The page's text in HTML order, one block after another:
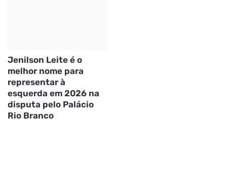
Jenilson Leite é o
melhor nome para
representar à
esquerda em 2026 na
disputa pelo Palácio
Rio Branco